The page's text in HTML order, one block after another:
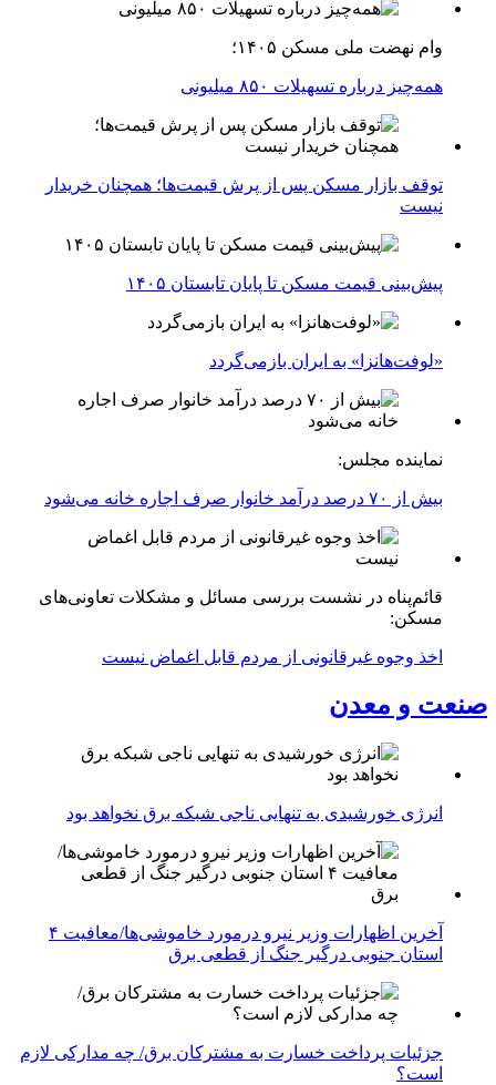
وام نهضت ملی مسکن ۱۴۰۵؛
همه‌چیز درباره تسهیلات ۸۵۰ میلیونی
توقف بازار مسکن پس از پرش قیمت‌ها؛ همچنان خریدار
نیست
پیش‌بینی قیمت مسکن تا پایان تابستان ۱۴۰۵
«لوفت‌هانزا» به ایران بازمی‌گردد
نماینده مجلس:
بیش از ۷۰ درصد درآمد خانوار صرف اجاره خانه می‌شود
قائم‌پناه در نشست بررسی مسائل و مشکلات تعاونی‌های
مسکن:
اخذ وجوه غیرقانونی از مردم قابل اغماض نیست
صنعت و معدن
انرژی خورشیدی به تنهایی ناجی شبکه برق نخواهد بود
آخرین اظهارات وزیر نیرو درمورد خاموشی‌ها/معافیت ۴
استان جنوبی درگیر جنگ از قطعی برق
جزئیات پرداخت خسارت به مشترکان برق/ چه مدارکی لازم
است؟